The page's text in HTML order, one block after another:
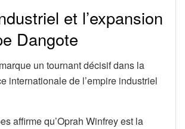
et l’expansion
Dangote
un tournant décisif dans la
internationale de l’empire industriel
affirme qu’Oprah Winfrey est la